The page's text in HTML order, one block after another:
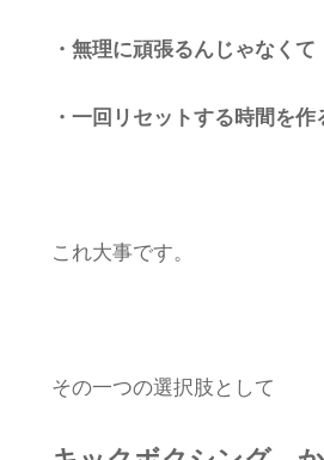
・無理に頑張るんじゃなくて
・一回リセットする時間を作
これ大事です。
その一つの選択肢として